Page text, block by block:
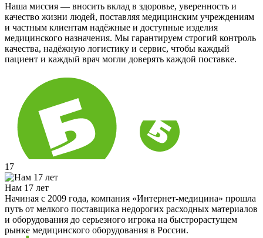
Наша миссия — вносить вклад в здоровье, уверенность и
качество жизни людей, поставляя медицинским учреждениям
и частным клиентам надёжные и доступные изделия
медицинского назначения. Мы гарантируем строгий контроль
качества, надёжную логистику и сервис, чтобы каждый
пациент и каждый врач могли доверять каждой поставке.
17
Нам 17 лет
Начиная с 2009 года, компания «Интернет-медицина» прошла
путь от мелкого поставщика недорогих расходных материалов
и оборудования до серьезного игрока на быстрорастущем
рынке медицинского оборудования в России.